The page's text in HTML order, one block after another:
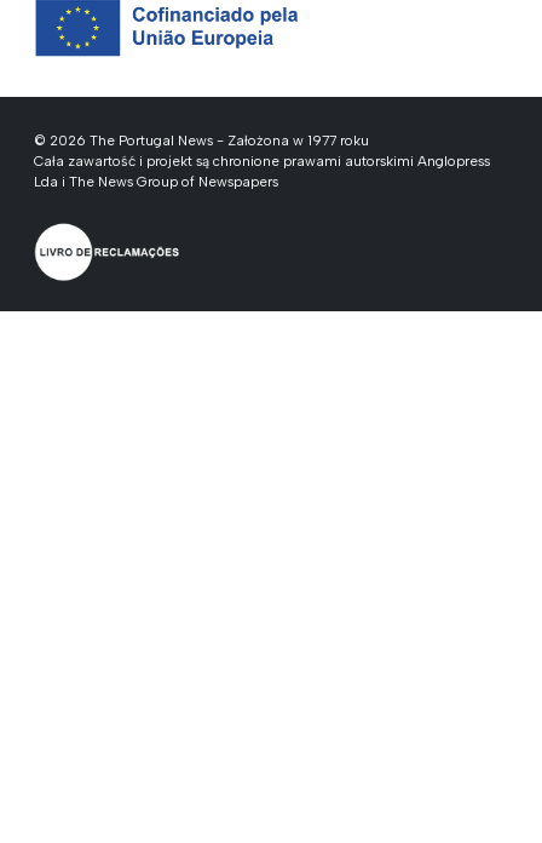
© 2026 The Portugal News - Założona w 1977 roku
Cała zawartość i projekt są chronione prawami autorskimi Anglopress
Lda i The News Group of Newspapers